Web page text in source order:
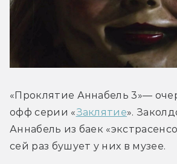
«Проклятие Аннабель 3»—
офф серии «Заклятие».
Аннабель из баек
сей раз бушует у них в музее.